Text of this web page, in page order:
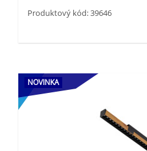
Produktový kód: 39646
NOVINKA